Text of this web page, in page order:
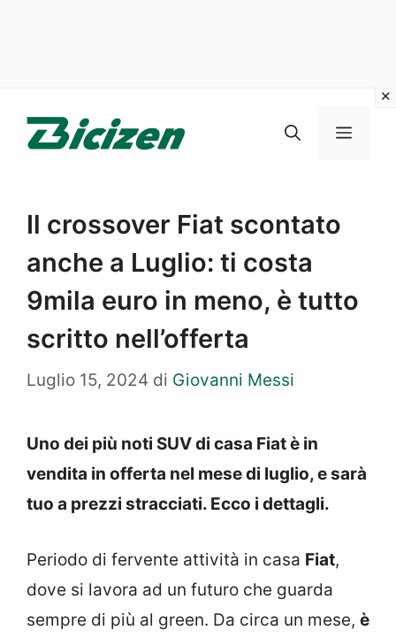
Menu
Il crossover Fiat scontato
anche a Luglio: ti costa
9mila euro in meno, è tutto
scritto nell’offerta
Luglio 15, 2024 di Giovanni Messi
Uno dei più noti SUV di casa Fiat è in
vendita in offerta nel mese di luglio, e sarà
tuo a prezzi stracciati. Ecco i dettagli.
Periodo di fervente attività in casa Fiat,
dove si lavora ad un futuro che guarda
sempre di più al green. Da circa un mese, è